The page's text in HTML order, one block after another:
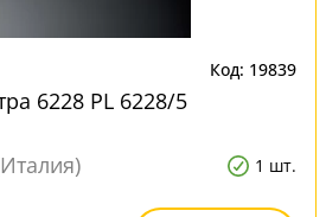
Код: 19839
6228 PL 6228/5
1 шт.